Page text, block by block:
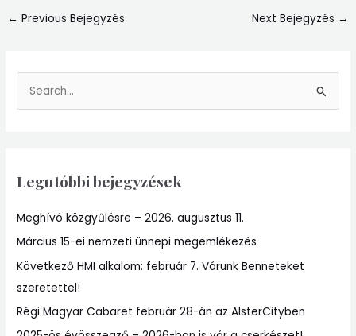
← Previous Bejegyzés Next Bejegyzés →
c
f
o
r
:
Legutóbbi bejegyzések
Meghívó közgyűlésre – 2026. augusztus 11.
Március 15-ei nemzeti ünnepi megemlékezés
Következő HMI alkalom: február 7. Várunk Benneteket
szeretettel!
Régi Magyar Cabaret február 28-án az AlsterCityben